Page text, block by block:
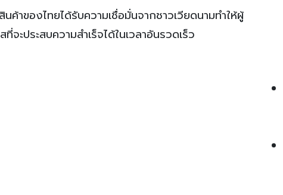
าของไทยได้รับความเชื่อมั่นจากชาวเวียดนามทำให้ผู้
จะประสบความสำเร็จได้ในเวลาอันรวดเร็ว